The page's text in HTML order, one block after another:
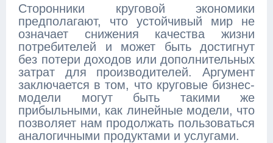
Сторонники круговой экономики
предполагают, что устойчивый мир не
означает снижения качества жизни
потребителей и может быть достигнут
без потери доходов или дополнительных
затрат для производителей. Аргумент
заключается в том, что круговые бизнес-
модели могут быть такими же
прибыльными, как линейные модели, что
позволяет нам продолжать пользоваться
аналогичными продуктами и услугами.